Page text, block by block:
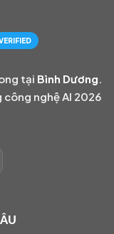
tại Bình Dương
nghệ AI 2026